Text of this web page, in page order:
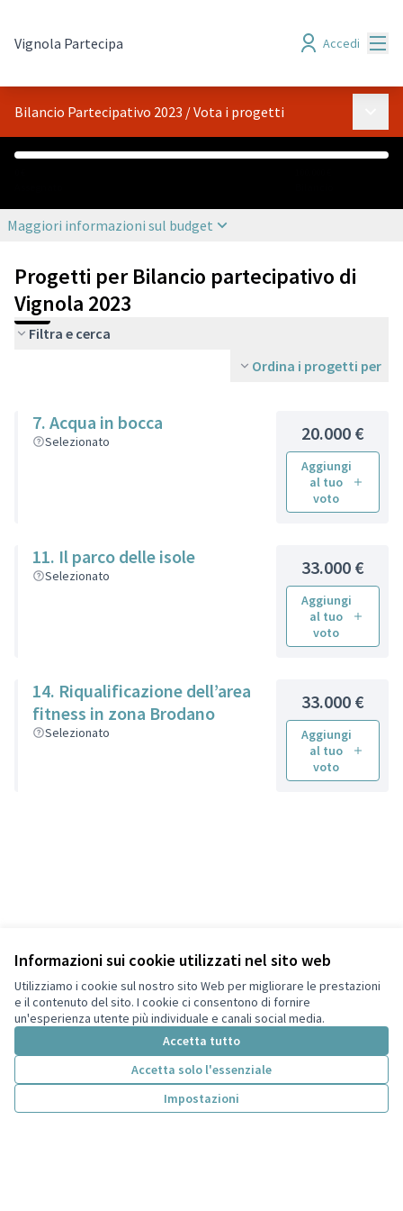
Informazioni sui cookie utilizzati nel sito web
Utilizziamo i cookie sul nostro sito Web per migliorare le prestazioni
e il contenuto del sito. I cookie ci consentono di fornire
un'esperienza utente più individuale e canali social media.
Accetta tutto
Accetta solo l'essenziale
Impostazioni
Vignola Partecipa Accedi
Bilancio Partecipativo 2023 /Vota i progetti
Maggiori informazioni sul budget
Progetti per Bilancio partecipativo di
Vignola 2023
Filtra e cerca
Ordina i progetti per
7. Acqua in bocca
Selezionato 20.000 €
Aggiungi
al tuo
voto
11. Il parco delle isole
Selezionato 33.000 €
Aggiungi
al tuo
voto
14. Riqualificazione dell’area
fitness in zona Brodano
Selezionato
33.000 €
Aggiungi
al tuo
voto
Termini di servizio
Impostazioni dei cookie